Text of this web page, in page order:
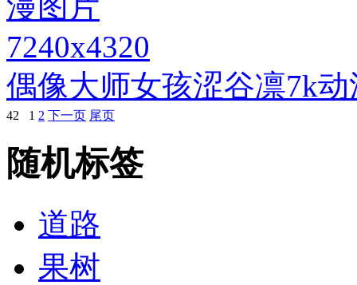
7240x4320
偶像大师女孩涩谷凛7k
42 1 2 下一页 尾页
随机标签
道路
果树